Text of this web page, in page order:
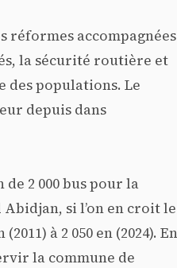
réformes accompagnées
la sécurité routière et
populations. Le
depuis dans
2 000 bus pour la
si l’on en croit le
à 2 050 en (2024). En
la commune de